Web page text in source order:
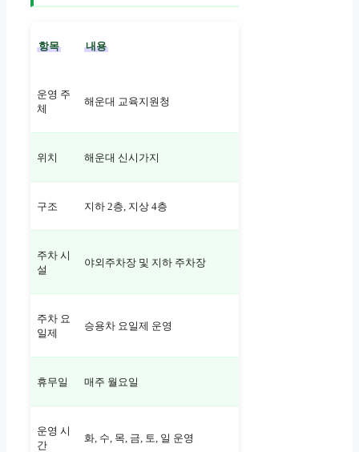
항목 내용
운영 주
체
해운대 교육지원청
위치 해운대 신시가지
구조 지하 2층, 지상 4층
주차 시
설
야외주차장 및 지하 주차장
주차 요
일제
승용차 요일제 운영
휴무일 매주 월요일
운영 시
간
화, 수, 목, 금, 토, 일 운영